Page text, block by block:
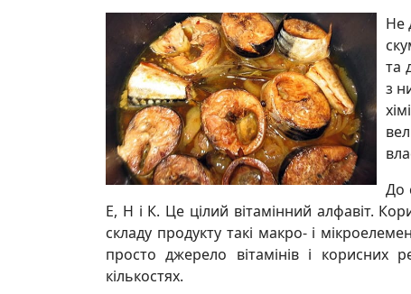
Не
та
з
До
Е, Н і К. Це цілий вітамінний алфавіт.
складу продукту такі макро- і
просто джерело вітамінів і
кількостях.